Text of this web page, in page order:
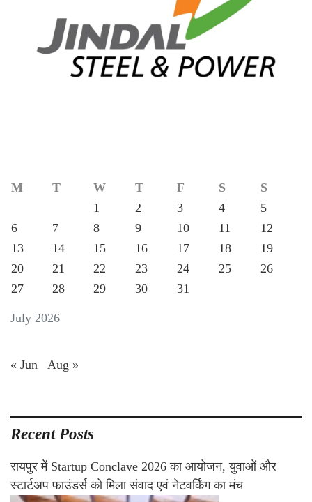
July 2026
M T W T F S
S
1
2 3 4
5
6
7 8 9 10 11
12
13
14 15 16 17 18
19
20
21 22 23 24 25
26
27
28 29 30 31
« Jun Aug »
Recent Posts
रायपुर में Startup Conclave 2026 का आयोजन, युवाओं और
स्टार्टअप फाउंडर्स को मिला संवाद एवं नेटवर्किंग का मंच